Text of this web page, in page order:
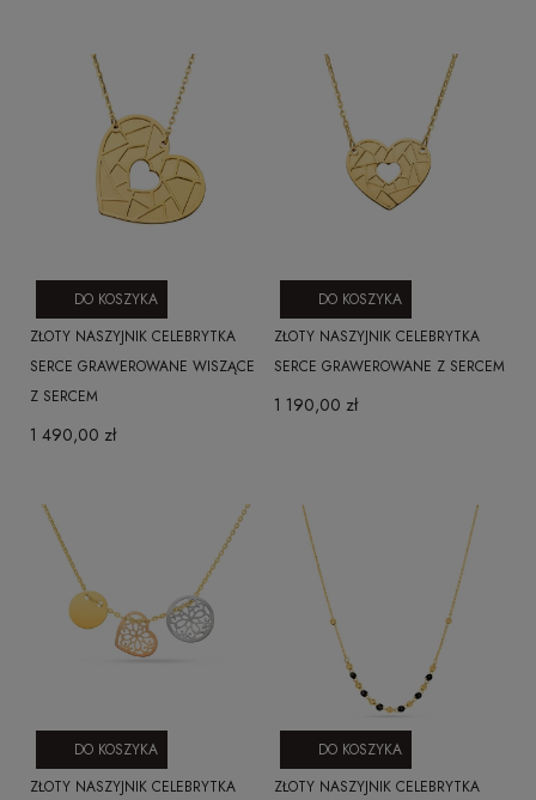
ZŁOTY NASZYJNIK CELEBRYTKA
SERCE GRAWEROWANE WISZĄCE
Z SERCEM
1 490,00 zł
DO KOSZYKA
ZŁOTY NASZYJNIK CELEBRYTKA
SERCE GRAWEROWANE Z SERCEM
1 190,00 zł
DO KOSZYKA
ZŁOTY NASZYJNIK CELEBRYTKA
DO KOSZYKA
ZŁOTY NASZYJNIK CELEBRYTKA
DO KOSZYKA